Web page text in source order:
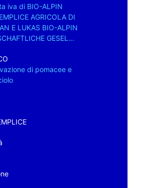
iva di BIO-ALPIN
AGRICOLA DI
E LUKAS BIO-ALPIN
GESEL...
di pomacee e